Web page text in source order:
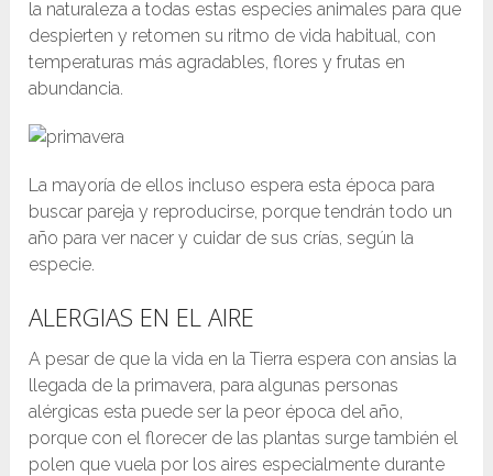
la naturaleza a todas estas especies animales para que
despierten y retomen su ritmo de vida habitual, con
temperaturas más agradables, flores y frutas en
abundancia.
La mayoría de ellos incluso espera esta época para
buscar pareja y reproducirse, porque tendrán todo un
año para ver nacer y cuidar de sus crías, según la
especie.
ALERGIAS EN EL AIRE
A pesar de que la vida en la Tierra espera con ansias la
llegada de la primavera, para algunas personas
alérgicas esta puede ser la peor época del año,
porque con el florecer de las plantas surge también el
polen que vuela por los aires especialmente durante